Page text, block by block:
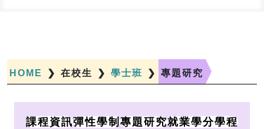
HOME ❯ 在校生 ❯ 學士班 ❯ 專題研究
課程資訊彈性學制專題研究就業學分學程